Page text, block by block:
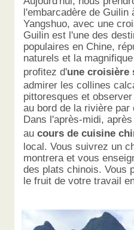
l'embarcadère de Guilin
Yangshuo, avec une
Guilin est l'une des
populaires en Chine,
naturels et la
profitez d'une croisière
admirer les collines
pittoresques et
au bord de la rivière par
Dans l'après-midi,
aucours de cuisine
local. Vous suivrez un
montrera et vous
des plats chinois. Vous
le fruit de votre travail